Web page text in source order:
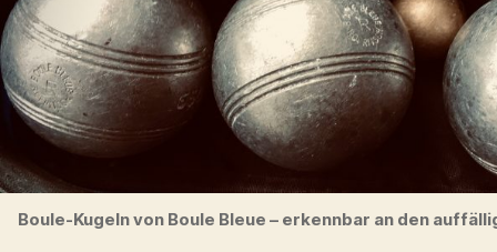
Boule-Kugeln von Boule Bleue – erkennbar an den